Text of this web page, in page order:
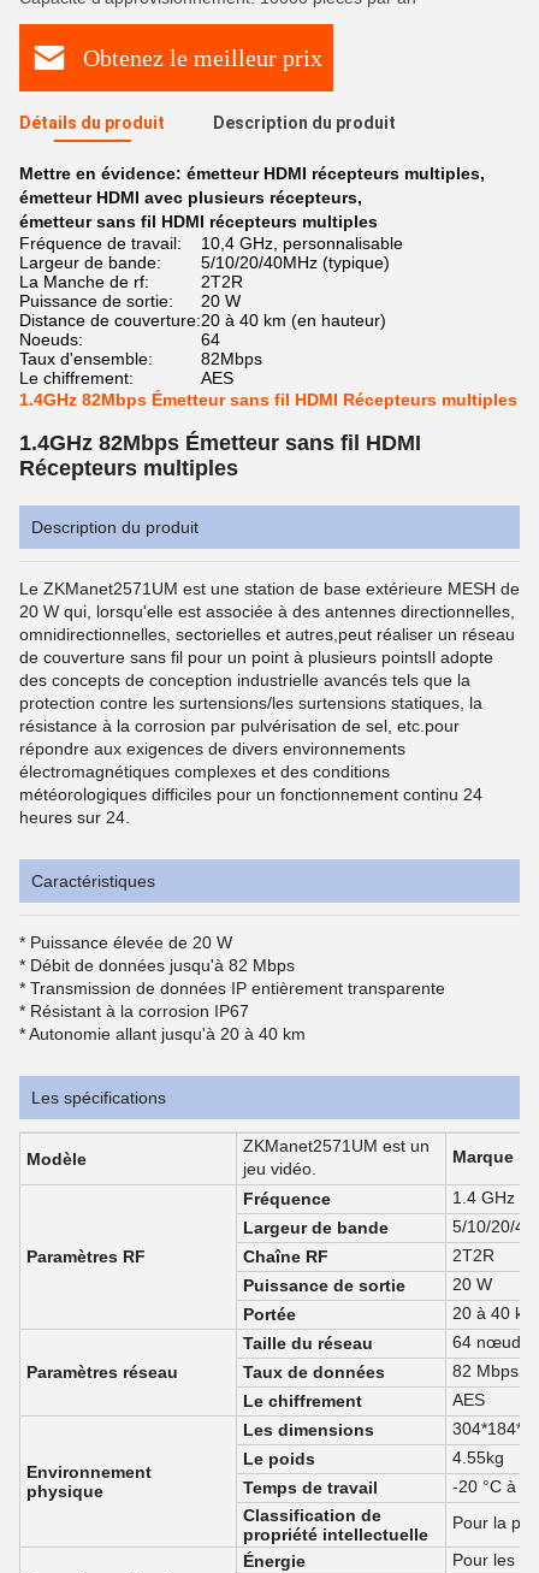
Obtenez le meilleur prix
Détails du produit Description du produit
Mettre en évidence: émetteur HDMI récepteurs multiples,
émetteur HDMI avec plusieurs récepteurs,
émetteur sans fil HDMI récepteurs multiples
Fréquence de travail:
10,4 GHz, personnalisable
Largeur de bande:
5/10/20/40MHz (typique)
La Manche de rf:
2T2R
Puissance de sortie:
20 W
Distance de couverture:20 à 40 km (en hauteur)
Noeuds:
64
Taux d'ensemble:
82Mbps
Le chiffrement:
AES
1.4GHz 82Mbps Émetteur sans fil HDMI Récepteurs multiples
1.4GHz 82Mbps Émetteur sans fil HDMI
Récepteurs multiples
Description du produit
Le ZKManet2571UM est une station de base extérieure MESH de
20 W qui, lorsqu'elle est associée à des antennes directionnelles,
omnidirectionnelles, sectorielles et autres,peut réaliser un réseau
de couverture sans fil pour un point à plusieurs pointsIl adopte
des concepts de conception industrielle avancés tels que la
protection contre les surtensions/les surtensions statiques, la
résistance à la corrosion par pulvérisation de sel, etc.pour
répondre aux exigences de divers environnements
électromagnétiques complexes et des conditions
météorologiques difficiles pour un fonctionnement continu 24
heures sur 24.
Caractéristiques
* Puissance élevée de 20 W
* Débit de données jusqu'à 82 Mbps
* Transmission de données IP entièrement transparente
* Résistant à la corrosion IP67
* Autonomie allant jusqu'à 20 à 40 km
Les spécifications
Modèle
ZKManet2571UM est un
jeu vidéo.
Marque
Paramètres RF
Fréquence
1.4 GHz
Largeur de bande
5/10/20/40
Chaîne RF
2T2R
Puissance de sortie
20 W
Portée
20 à 40 km
Paramètres réseau
Taille du réseau
64 nœuds
Taux de données
82 Mbps
Le chiffrement
AES
Environnement
physique
Les dimensions
Le poids
4.55kg
Temps de travail
-20 °C à +
Classification de
propriété intellectuelle
Pour la
Énergie
Pour les